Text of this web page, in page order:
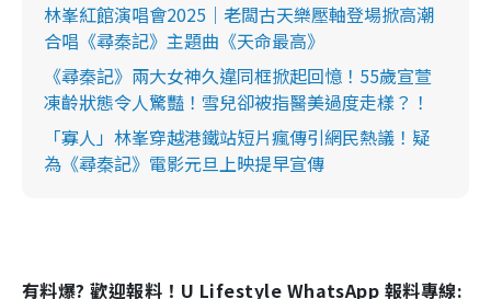
林峯紅館演唱會2025｜老闆古天樂壓軸登場掀高潮
合唱《尋秦記》主題曲《天命最高》
《尋秦記》兩大女神久違同框掀起回憶！55歲宣萱
凍齡狀態令人驚豔！雪兒卻被指醫美過度走樣？！
「寡人」林峯穿越港鐵站短片瘋傳引網民熱議！疑
為《尋秦記》電影元旦上映提早宣傳
有料爆? 歡迎報料！U Lifestyle WhatsApp 報料專線: